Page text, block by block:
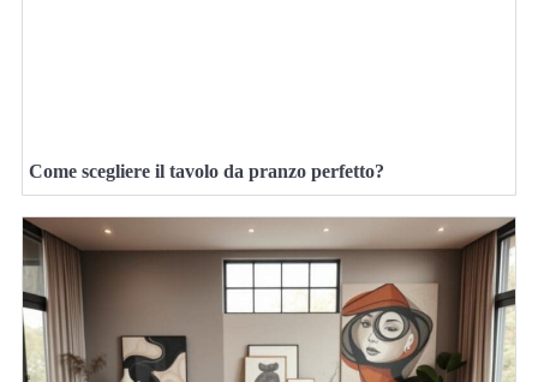
Come scegliere il tavolo da pranzo perfetto?